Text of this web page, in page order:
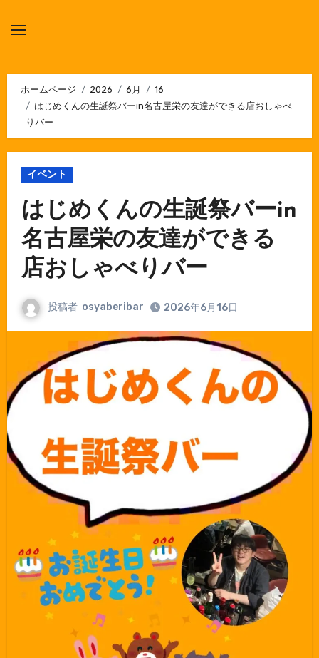
ホームページ 2026 6月
16
はじめくんの生誕祭バーin名古屋栄の友達ができる店おしゃべ
りバー
イベント
はじめくんの生誕祭バーin
名古屋栄の友達ができる
店おしゃべりバー
投稿者 osyaberibar 2026年6月16日